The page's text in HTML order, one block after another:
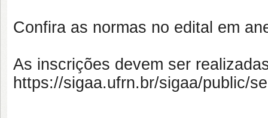
Confira as normas no edital em
As inscrições devem ser
https://sigaa.ufrn.br/sigaa/public/